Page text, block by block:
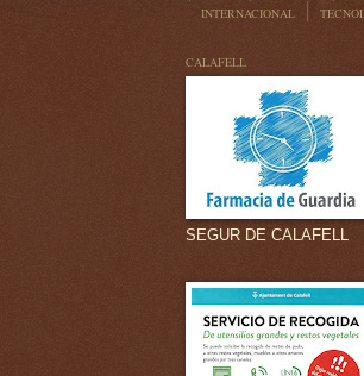
INTERNACIONAL
CALAFELL
SEGUR DE CALAFELL